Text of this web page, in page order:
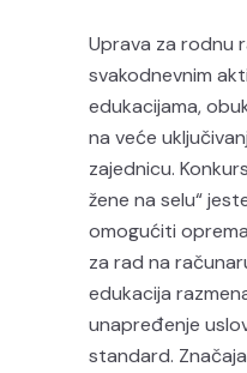
Uprava za rodnu
svakodnevnim
edukacijama,
na veće
zajednicu.
žene na selu“
omogućiti
za rad na
edukacija
unapređenje
standard.